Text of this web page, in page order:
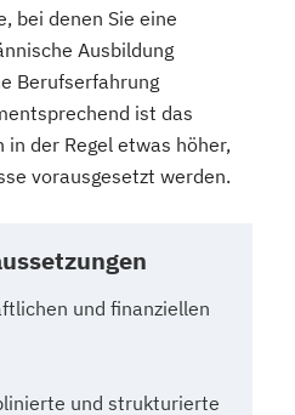
bei denen Sie eine
Ausbildung
Berufserfahrung
ist das
in der Regel etwas höher,
vorausgesetzt werden.
und finanziellen
und strukturierte